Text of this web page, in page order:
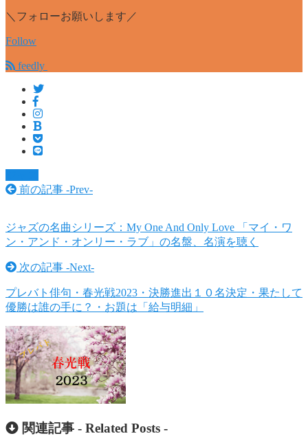
＼フォローお願いします／
Follow
feedly
前の記事 -Prev-
ジャズの名曲シリーズ：My One And Only Love 「マイ・ワ
ン・アンド・オンリー・ラブ」の名盤、名演を聴く
次の記事 -Next-
プレバト俳句・春光戦2023・決勝進出１０名決定・果たして
優勝は誰の手に？・お題は「給与明細」
関連記事 - Related Posts -